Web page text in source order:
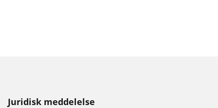
Juridisk meddelelse